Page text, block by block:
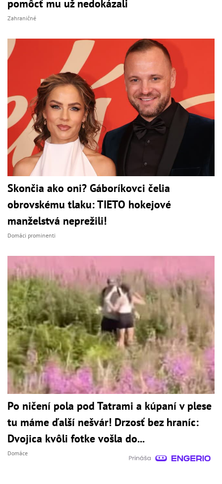
pomôcť mu už nedokázali
Zahraničné
Skončia ako oni? Gáboríkovci čelia
obrovskému tlaku: TIETO hokejové
manželstvá neprežili!
Domáci prominenti
Po ničení pola pod Tatrami a kúpaní v plese
tu máme ďalší nešvár! Drzosť bez hraníc:
Dvojica kvôli fotke vošla do...
Domáce